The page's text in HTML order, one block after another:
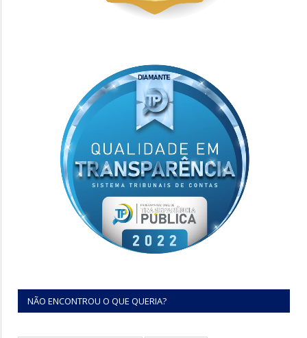
NÃO ENCONTROU O QUE QUERIA?